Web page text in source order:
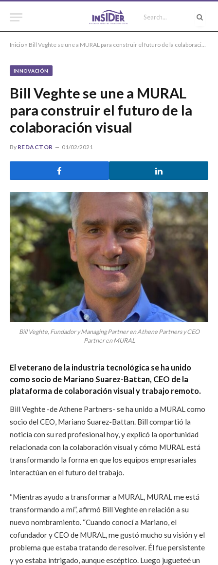
Inicio » Bill Veghte se une a MURAL para construir el futuro de la colaboración visual
INNOVACIÓN
Bill Veghte se une a MURAL
para construir el futuro de la
colaboración visual
By REDACTOR 01/02/2021
Bill Veghte, Fundador y Managing Partner en Athene Partners y CEO
Partner en MURAL
El veterano de la industria tecnológica se ha unido
como socio de Mariano Suarez-Battan, CEO de la
plataforma de colaboración visual y trabajo remoto.
Bill Veghte -de Athene Partners- se ha unido a MURAL como
socio del CEO, Mariano Suarez-Battan. Bill compartió la
noticia con su red profesional hoy, y explicó la oportunidad
relacionada con la colaboración visual y cómo MURAL está
transformando la forma en que los equipos empresariales
interactúan en el futuro del trabajo.
“Mientras ayudo a transformar a MURAL, MURAL me está
transformando a mí”, afirmó Bill Veghte en relación a su
nuevo nombramiento. “Cuando conocí a Mariano, el
cofundador y CEO de MURAL, me gustó mucho su visión y el
problema que estaba tratando de resolver. Él fue persistente
y yo estaba intrigado, aunque escéptico. Luego jugueteé un